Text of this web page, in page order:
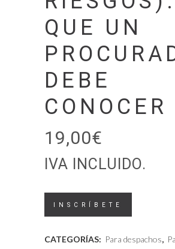
QUE UN
DEBE
CONOCER
19,00€
IVA INCLUIDO.
Videoteca
INSCRÍBETE
CATEGORÍAS: Para despachos,